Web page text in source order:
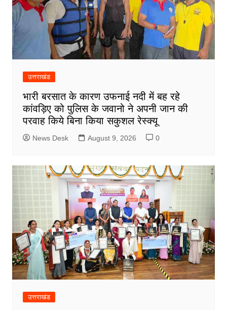
उत्तराखंड
भारी बरसात के कारण उफनाई नदी में बह रहे
कांवड़िए को पुलिस के जवानो ने अपनी जान की
परवाह किये बिना किया सकुशल रेस्क्यू
News Desk August 9, 2026 0
उत्तराखंड